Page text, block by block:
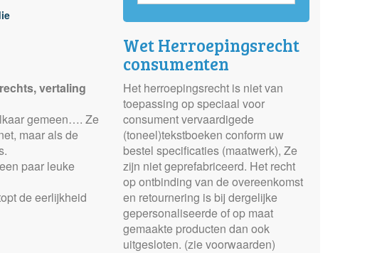
vertaling
gemeen…. Ze
maar als de
paar leuke
de eerlijkheid
Wet Herroepingsrecht
consumenten
Het herroepingsrecht is niet van
toepassing op speciaal voor
consument vervaardigede
(toneel)tekstboeken conform uw
bestel specificaties (maatwerk), Ze
zijn niet geprefabriceerd. Het recht
op ontbinding van de overeenkomst
en retournering is bij dergelijke
gepersonaliseerde of op maat
gemaakte producten dan ook
uitgesloten. (zie voorwaarden)